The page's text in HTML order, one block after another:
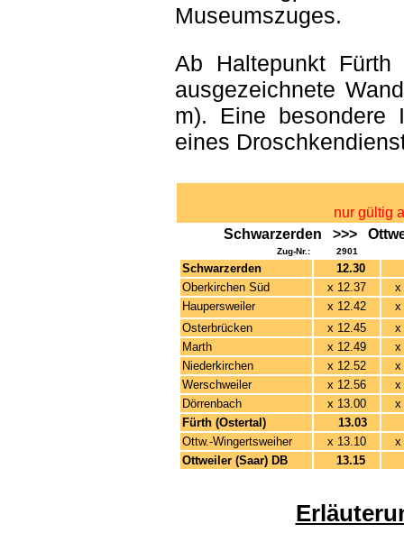
Museumszuges.
Ab Haltepunkt
ausgezeichnete
m). Eine besondere
eines
nur gültig
Schwarzerden >>>
Zug-Nr.: 2901
Schwarzerden 12.30
Oberkirchen Süd
x 12.37
x
Haupersweiler
x 12.42
x
Osterbrücken
x 12.45
x
Marth
x 12.49
x
Niederkirchen
x 12.52
x
Werschweiler
x 12.56
x
Dörrenbach
x 13.00
x
Fürth (Ostertal)
13.03
Ottw.-Wingertsweiher
x 13.10
x
Ottweiler (Saar) DB
13.15